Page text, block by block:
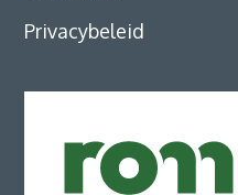
Privacybeleid